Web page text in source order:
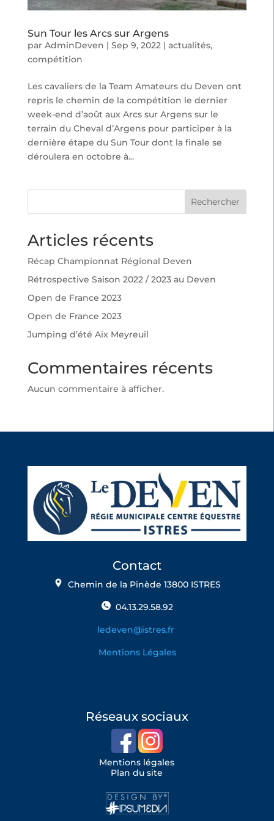
Sun Tour les Arcs sur Argens
par AdminDeven | Sep 9, 2022| actualités,
compétition
Les cavaliers de la Team Amateurs du Deven ont
repris le chemin de la compétition le dernier
week-end d’août aux Arcs sur Argens sur le
terrain du Cheval d’Argens pour participer à la
dernière étape du Sun Tour dont la finale se
déroulera en octobre à...
Rechercher
Articles récents
Récap Championnat Régional Deven
Rétrospective Saison 2022 / 2023 au Deven
Open de France 2023
Open de France 2023
Jumping d’été Aix Meyreuil
Commentaires récents
Aucun commentaire à afficher.
Contact
Chemin de la Pinède 13800 ISTRES
04.13.29.58.92
ledeven@istres.fr
Mentions Légales
Réseaux sociaux
Mentions légales
Plan du site